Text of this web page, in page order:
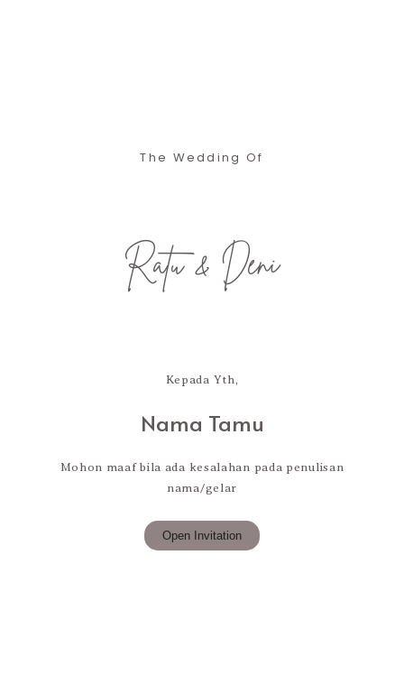
The Wedding Of
Ratu & Deni
Kepada Yth,
Nama Tamu
Mohon maaf bila ada kesalahan pada penulisan
nama/gelar
Open Invitation